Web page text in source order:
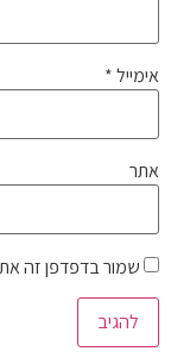
אימייל*
אתר
שמור בדפדפן זה